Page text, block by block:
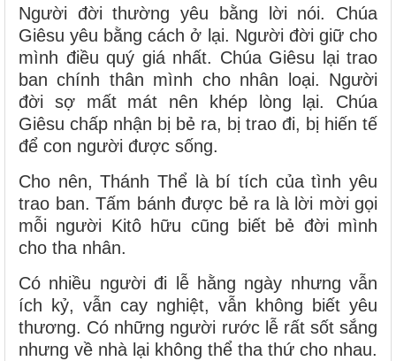
Người đời thường yêu bằng lời nói. Chúa
Giêsu yêu bằng cách ở lại. Người đời giữ cho
mình điều quý giá nhất. Chúa Giêsu lại trao
ban chính thân mình cho nhân loại. Người
đời sợ mất mát nên khép lòng lại. Chúa
Giêsu chấp nhận bị bẻ ra, bị trao đi, bị hiến tế
để con người được sống.
Cho nên, Thánh Thể là bí tích của tình yêu
trao ban. Tấm bánh được bẻ ra là lời mời gọi
mỗi người Kitô hữu cũng biết bẻ đời mình
cho tha nhân.
Có nhiều người đi lễ hằng ngày nhưng vẫn
ích kỷ, vẫn cay nghiệt, vẫn không biết yêu
thương. Có những người rước lễ rất sốt sắng
nhưng về nhà lại không thể tha thứ cho nhau.